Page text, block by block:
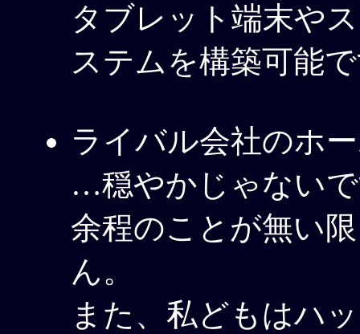
タブレット端末や
ステムを構築可能
ライバル会社のホ
…穏やかじゃない
余程のことが無い
ん。
また、私どもはハ